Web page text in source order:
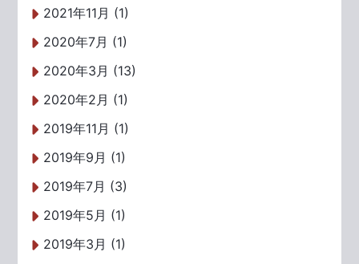
2021年11月 (1)
2020年7月 (1)
2020年3月 (13)
2020年2月 (1)
2019年11月 (1)
2019年9月 (1)
2019年7月 (3)
2019年5月 (1)
2019年3月 (1)